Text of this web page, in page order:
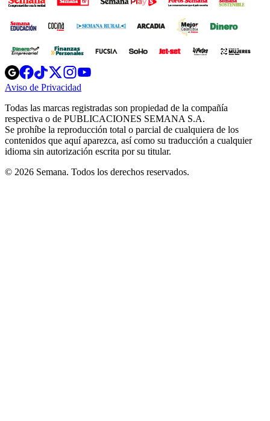
Opens
in
new
Opens
in
new
Opens
in
new
window
Opens
new
windowwindow
Aviso de Privacidad
new
window
Todas las marcas registradas son propiedad de la compañía
respectiva o de PUBLICACIONES SEMANA S.A.
Se prohíbe la reproducción total o parcial de cualquiera de los
contenidos que aquí aparezca, así como su traducción a cualquier
idioma sin autorización escrita por su titular.
© 2026 Semana. Todos los derechos reservados.